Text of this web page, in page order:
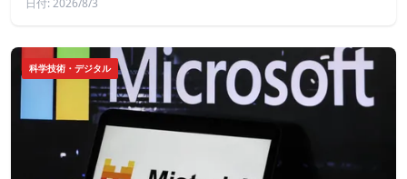
日付: 2026/8/3
科学技術・デジタル